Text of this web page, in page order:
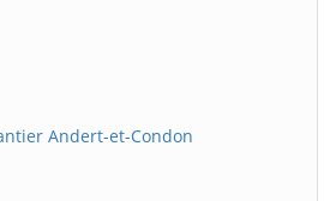
Andert-et-Condon